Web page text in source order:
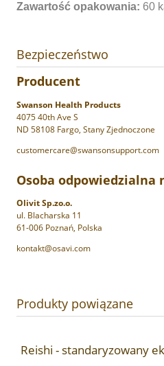
Zawartość opakowania: 60
Bezpieczeństwo
Producent
Swanson Health Products
4075 40th Ave S
ND 58108 Fargo, Stany Zjednoczone
customercare@swansonsupport.com
Osoba odpowiedzialna
Olivit Sp.zo.o.
ul. Blacharska 11
61-006 Poznań, Polska
kontakt@osavi.com
Produkty powiązane
Reishi - standaryzowany